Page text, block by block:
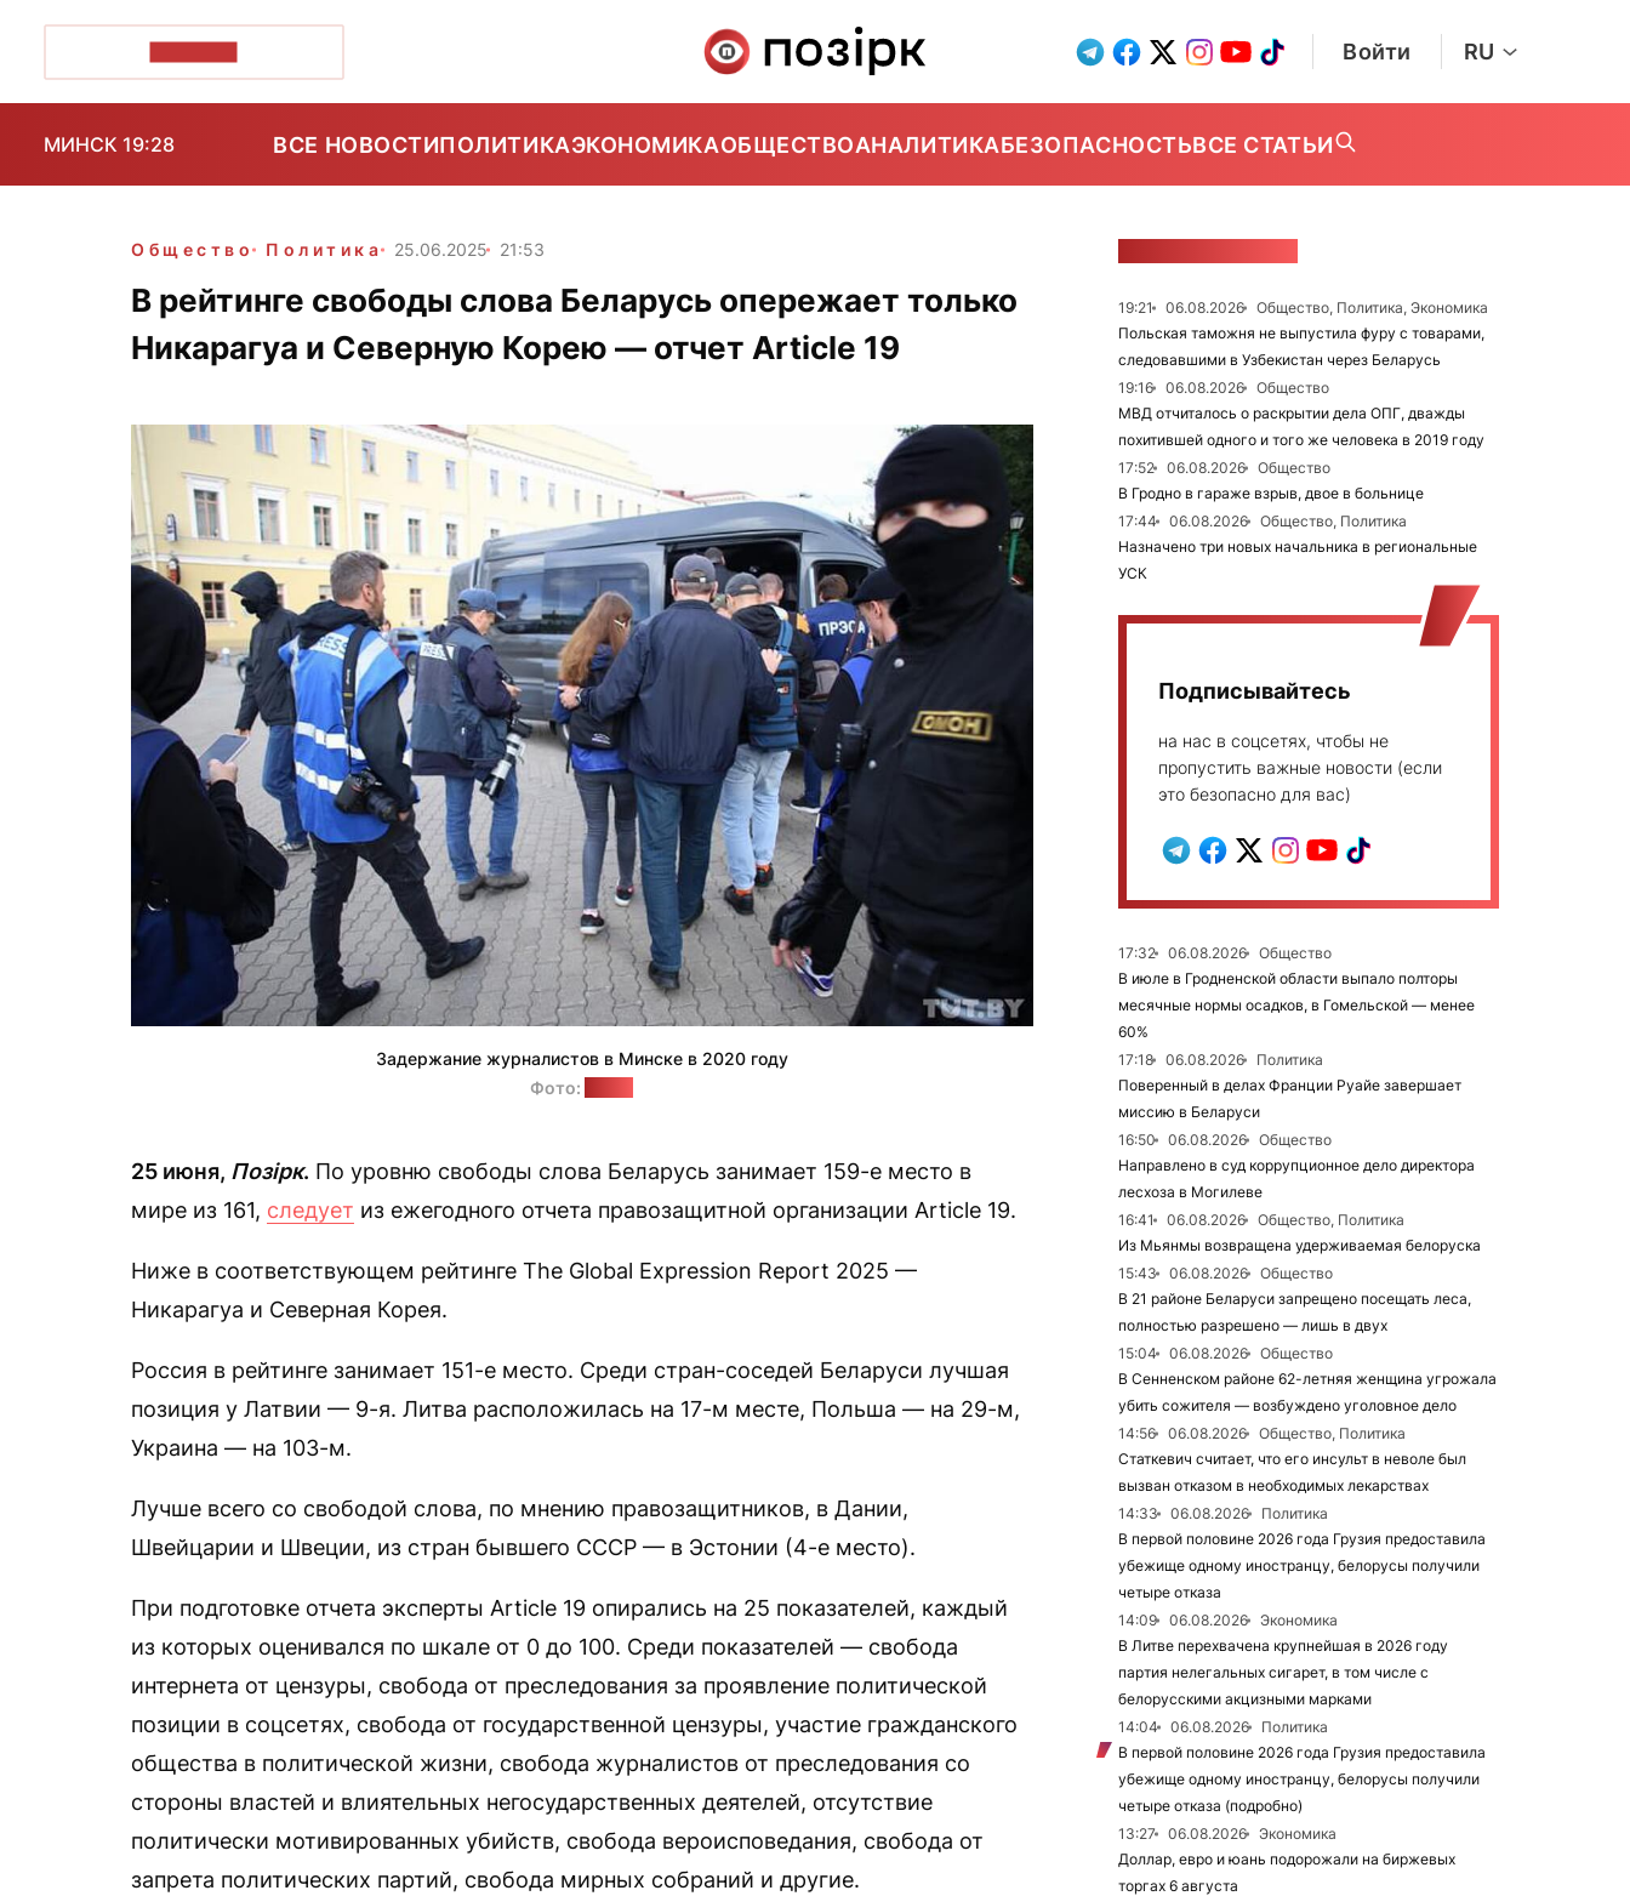
Войти RU
МИНСК 19:28 ВСЕ НОВОСТИПОЛИТИКАЭКОНОМИКАОБЩЕСТВОАНАЛИТИКАБЕЗОПАСНОСТЬВСЕ СТАТЬИ
Общество Политика 25.06.2025 21:53
В рейтинге свободы слова Беларусь опережает только
Никарагуа и Северную Корею — отчет Article 19
Задержание журналистов в Минске в 2020 году
Фото:
25 июня, Позірк. По уровню свободы слова Беларусь занимает 159-е место в
мире из 161, следует из ежегодного отчета правозащитной организации Article 19.
Ниже в соответствующем рейтинге The Global Expression Report 2025 —
Никарагуа и Северная Корея.
Россия в рейтинге занимает 151-е место. Среди стран-соседей Беларуси лучшая
позиция у Латвии — 9-я. Литва расположилась на 17-м месте, Польша — на 29-м,
Украина — на 103-м.
Лучше всего со свободой слова, по мнению правозащитников, в Дании,
Швейцарии и Швеции, из стран бывшего СССР — в Эстонии (4-е место).
При подготовке отчета эксперты Article 19 опирались на 25 показателей, каждый
из которых оценивался по шкале от 0 до 100. Среди показателей — свобода
интернета от цензуры, свобода от преследования за проявление политической
позиции в соцсетях, свобода от государственной цензуры, участие гражданского
общества в политической жизни, свобода журналистов от преследования со
стороны властей и влиятельных негосударственных деятелей, отсутствие
политически мотивированных убийств, свобода вероисповедания, свобода от
запрета политических партий, свобода мирных собраний и другие.
19:21 06.08.2026
Общество, Политика, Экономика
Польская таможня не выпустила фуру с товарами,
следовавшими в Узбекистан через Беларусь
19:16
06.08.2026
Общество
МВД отчиталось о раскрытии дела ОПГ, дважды
похитившей одного и того же человека в 2019 году
17:52
06.08.2026
Общество
В Гродно в гараже взрыв, двое в больнице
17:44
06.08.2026
Общество, Политика
Назначено три новых начальника в региональные
УСК
Подписывайтесь
на нас в соцсетях, чтобы не
пропустить важные новости (если
это безопасно для вас)
17:32 06.08.2026
Общество
В июле в Гродненской области выпало полторы
месячные нормы осадков, в Гомельской — менее
60%
17:18
06.08.2026
Политика
Поверенный в делах Франции Руайе завершает
миссию в Беларуси
16:50
06.08.2026
Общество
Направлено в суд коррупционное дело директора
лесхоза в Могилеве
16:41
06.08.2026
Общество, Политика
Из Мьянмы возвращена удерживаемая белоруска
15:43
06.08.2026
Общество
В 21 районе Беларуси запрещено посещать леса,
полностью разрешено — лишь в двух
15:04
06.08.2026
Общество
В Сенненском районе 62-летняя женщина угрожала
убить сожителя — возбуждено уголовное дело
14:56
06.08.2026
Общество, Политика
Статкевич считает, что его инсульт в неволе был
вызван отказом в необходимых лекарствах
14:33
06.08.2026
Политика
В первой половине 2026 года Грузия предоставила
убежище одному иностранцу, белорусы получили
четыре отказа
14:09
06.08.2026
Экономика
В Литве перехвачена крупнейшая в 2026 году
партия нелегальных сигарет, в том числе с
белорусскими акцизными марками
14:04
06.08.2026
Политика
В первой половине 2026 года Грузия предоставила
убежище одному иностранцу, белорусы получили
четыре отказа (подробно)
13:27
06.08.2026
Экономика
Доллар, евро и юань подорожали на биржевых
торгах 6 августа